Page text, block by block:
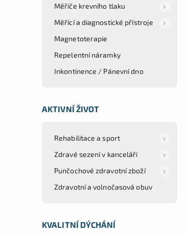
Měřiče krevního tlaku
Měřící a diagnostické přístroje
Magnetoterapie
Repelentní náramky
Inkontinence / Pánevní dno
AKTIVNÍ ŽIVOT
Rehabilitace a sport
Zdravé sezení v kanceláři
Punčochové zdravotní zboží
Zdravotní a volnočasová obuv
KVALITNÍ DÝCHÁNÍ